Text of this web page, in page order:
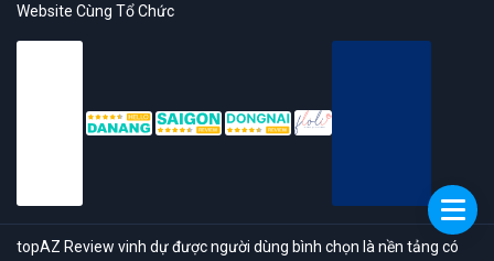
Website Cùng Tổ Chức
topAZ Review vinh dự được người dùng bình chọn là nền tảng có
trải nghiệm tốt & chất lượng